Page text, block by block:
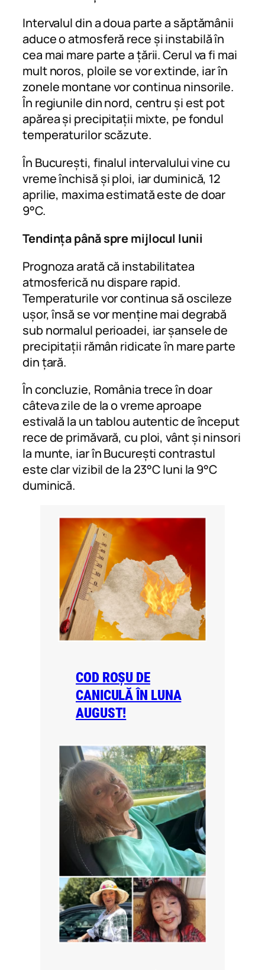
Intervalul din a doua parte a săptămânii
aduce o atmosferă rece și instabilă în
cea mai mare parte a țării. Cerul va fi mai
mult noros, ploile se vor extinde, iar în
zonele montane vor continua ninsorile.
În regiunile din nord, centru și est pot
apărea și precipitații mixte, pe fondul
temperaturilor scăzute.
În București, finalul intervalului vine cu
vreme închisă și ploi, iar duminică, 12
aprilie, maxima estimată este de doar
9°C.
Tendința până spre mijlocul lunii
Prognoza arată că instabilitatea
atmosferică nu dispare rapid.
Temperaturile vor continua să oscileze
ușor, însă se vor menține mai degrabă
sub normalul perioadei, iar șansele de
precipitații rămân ridicate în mare parte
din țară.
În concluzie, România trece în doar
câteva zile de la o vreme aproape
estivală la un tablou autentic de început
rece de primăvară, cu ploi, vânt și ninsori
la munte, iar în București contrastul
este clar vizibil de la 23°C luni la 9°C
duminică.
COD ROȘU DE
CANICULĂ ÎN LUNA
AUGUST!